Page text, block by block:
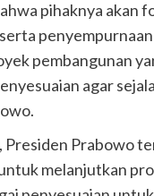
pihaknya akan
pembangunan
agar
Presiden Prabowo
melanjutkan